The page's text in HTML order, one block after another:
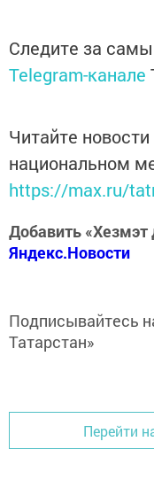
Следите за
Telegram-канале
Читайте
национальном
https://max.ru/
Добавить «Хезмэт
Яндекс.Новости
Подписывайтесь
Татарстан»
Перейти